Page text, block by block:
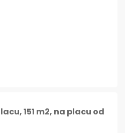
151 m2, na placu od